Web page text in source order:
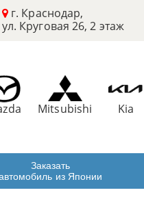
г. Краснодар,
ул. Круговая 26, 2 этаж
Mitsubishi Kia
Заказать
из Японии